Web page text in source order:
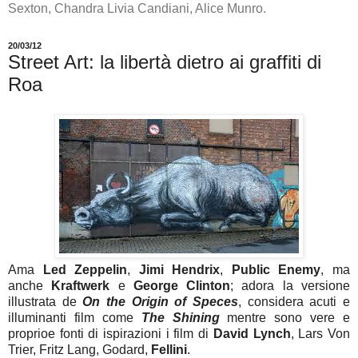
Sexton, Chandra Livia Candiani, Alice Munro.
20/03/12
Street Art: la libertà dietro ai graffiti di
Roa
Ama Led Zeppelin, Jimi Hendrix, Public Enemy, ma
anche
Kraftwerk e George Clinton; adora la versione
illustrata deOn the Origin of Speces, considera acuti e
illuminanti film come The Shining mentre sono vere e
proprioe fonti di ispirazioni i film di David Lynch, Lars Von
Trier, Fritz Lang, Godard, Fellini.